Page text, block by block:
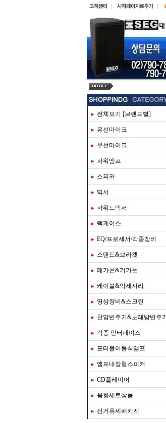
전체보기 [브랜드별]
유선마이크
무선마이크
파워앰프
스피커
믹서
파워드믹서
랙케이스
EQ/프로세서/각종장비
스탠드&브라켓
메가폰&기가폰
케이블&악세사리
영상장비&스크린
찬양반주기&노래방반주기
각종 인터페이스
포터블이동식앰프
앰프내장형스피커
CD플레이어
음향세트상품
선거유세패키지